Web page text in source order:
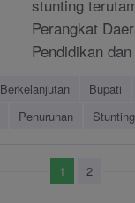
stunting
Perangkat
Pendidikan
Berkelanjutan Bupati
Penurunan Stunting
1 2